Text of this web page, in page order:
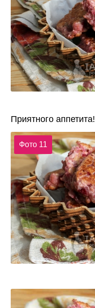
Приятного аппетита!
Фото 11